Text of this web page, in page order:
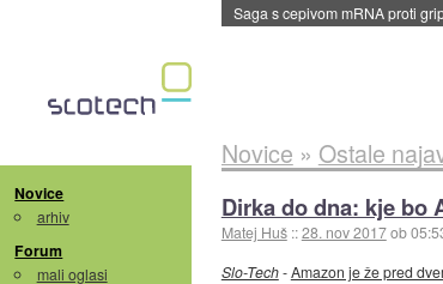
BMW v vozilih začel predvajati
Novice
arhiv
Forum
mali oglasi
Novice » Ostale
Dirka do dna: kje bo
Matej Huš ::28. nov 2017ob
Slo-Tech-Amazon je že pred